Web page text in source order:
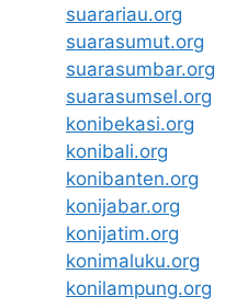
suarariau.org
suarasumut.org
suarasumbar.org
suarasumsel.org
konibekasi.org
konibali.org
konibanten.org
konijabar.org
konijatim.org
konimaluku.org
konilampung.org